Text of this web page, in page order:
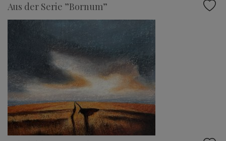
Aus der Serie ”Bornum”